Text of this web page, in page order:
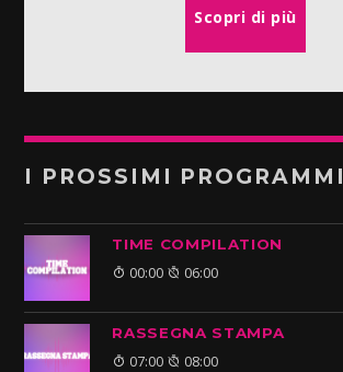
Scopri di più
I PROSSIMI PROGRAMMI
TIME COMPILATION
00:00 06:00
RASSEGNA STAMPA
07:00 08:00